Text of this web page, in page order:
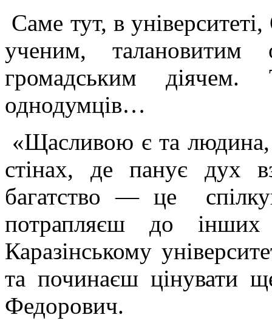
Саме тут, в
ученим, талановитим
громадським
однодумців…
«Щасливою є та
стінах, де панує дух
багатство — це
потрапляєш до
Каразінському
та починаєш цінувати
Федорович.